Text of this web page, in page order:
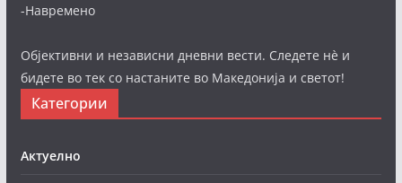
-Навремено
Објективни и независни дневни вести. Следете нè и
бидете во тек со настаните во Македонија и светот!
Категории
Актуелно